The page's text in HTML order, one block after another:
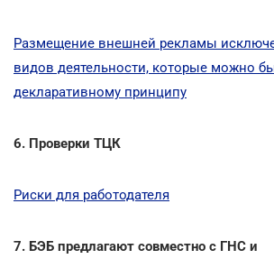
Размещение внешней рекламы
видов деятельности, которые можно
декларативному принципу
6. Проверки ТЦК
Риски для работодателя
7. БЭБ предлагают совместно с ГНС и